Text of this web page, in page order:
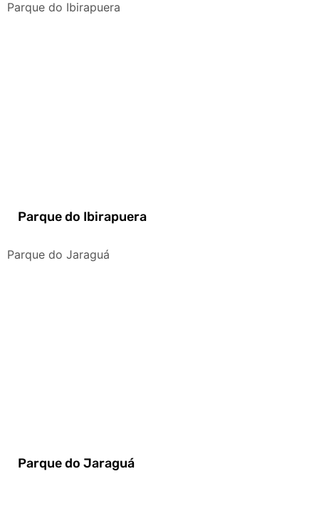
Parque do Ibirapuera
Parque do Ibirapuera
Parque do Jaraguá
Parque do Jaraguá